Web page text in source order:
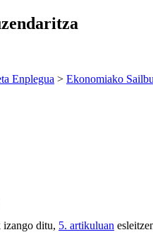
Enplegua > Ekonomiako
izango ditu, 5. artikuluan